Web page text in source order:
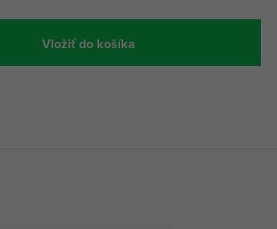
Vložiť do košíka